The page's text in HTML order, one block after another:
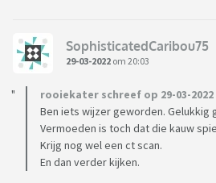
SophisticatedCaribou75
29-03-2022 om 20:03
rooiekater schreef op 29-03-2022
Ben iets wijzer geworden. Gelukkig
Vermoeden is toch dat die kauw
Krijg nog wel een ct scan.
En dan verder kijken.